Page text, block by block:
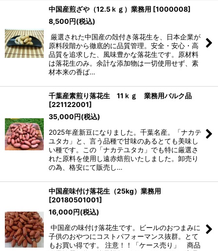
中国産煎ざや（12.5ｋｇ）業務用 [1000008]
8,500 円(税込)
厳選された中国産の殻付き落花生を、日本企業が
原料段階から徹底的に品質管理。安全・安心・高
品質を追求した、風味豊かな落花生です。原材料
は落花生のみ。余計な添加物は一切使用せず、素
材本来の香ば…
千葉産素煎り落花生 11ｋｇ 業務用バルク品
[221122001]
35,000 円(税込)
2025年産新豆になりました。千葉名産。「ナカテ
ユタカ」と、言う品種で甘味のあるとても美味し
い種です。この「ナカテユタカ」でも特に厳選さ
れた原料を使用し遠赤焙煎いたしました。卸売り
の為、格安にて販売し…
中国産味付け落花生（25kg）業務用
[20180501001]
16,000 円(税込)
中国産の味付け落花生です。ビールのおつまみに
子供のおやつにコストパフォーマンス抜群。とて
もお買い得です。 注意！！「ケース売り」 商品